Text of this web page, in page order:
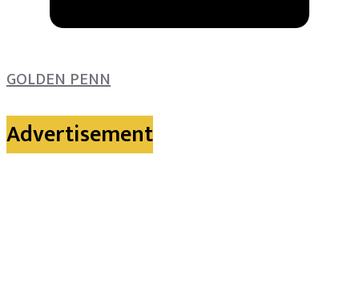
GOLDEN PENN
Advertisement